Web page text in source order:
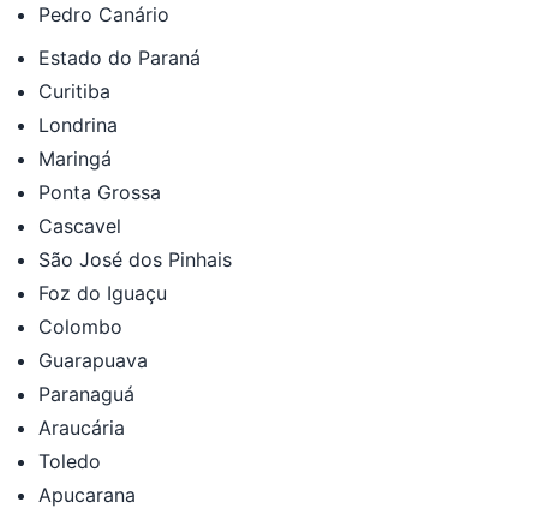
Pedro Canário
Estado do Paraná
Curitiba
Londrina
Maringá
Ponta Grossa
Cascavel
São José dos Pinhais
Foz do Iguaçu
Colombo
Guarapuava
Paranaguá
Araucária
Toledo
Apucarana